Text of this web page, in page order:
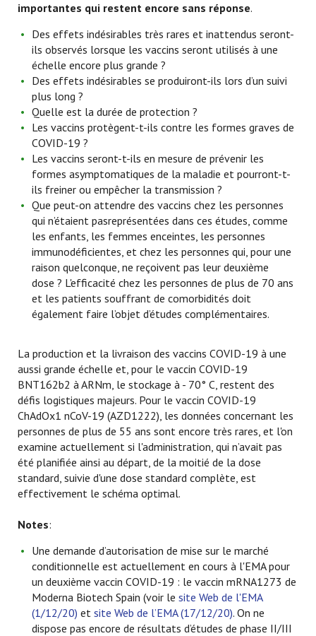
importantes qui restent encore sans réponse.
Des effets indésirables très rares et inattendus seront-
ils observés lorsque les vaccins seront utilisés à une
échelle encore plus grande ?
Des effets indésirables se produiront-ils lors d’un suivi
plus long ?
Quelle est la durée de protection ?
Les vaccins protègent-t-ils contre les formes graves de
COVID-19 ?
Les vaccins seront-t-ils en mesure de prévenir les
formes asymptomatiques de la maladie et pourront-t-
ils freiner ou empêcher la transmission ?
Que peut-on attendre des vaccins chez les personnes
qui n’étaient pasreprésentées dans ces études, comme
les enfants, les femmes enceintes, les personnes
immunodéficientes, et chez les personnes qui, pour une
raison quelconque, ne reçoivent pas leur deuxième
dose ? L'efficacité chez les personnes de plus de 70 ans
et les patients souffrant de comorbidités doit
également faire l’objet d’études complémentaires.
La production et la livraison des vaccins COVID-19 à une
aussi grande échelle et, pour le vaccin COVID-19
BNT162b2 à ARNm, le stockage à - 70° C, restent des
défis logistiques majeurs. Pour le vaccin COVID-19
ChAdOx1 nCoV-19 (AZD1222), les données concernant les
personnes de plus de 55 ans sont encore très rares, et l'on
examine actuellement si l'administration, qui n’avait pas
été planifiée ainsi au départ, de la moitié de la dose
standard, suivie d'une dose standard complète, est
effectivement le schéma optimal.
Notes:
Une demande d’autorisation de mise sur le marché
conditionnelle est actuellement en cours à l'EMA pour
un deuxième vaccin COVID-19 : le vaccin mRNA1273 de
Moderna Biotech Spain (voir le site Web de l'EMA
(1/12/20) et site Web de l’EMA (17/12/20). On ne
dispose pas encore de résultats d’études de phase II/III